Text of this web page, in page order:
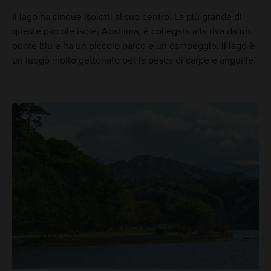
Il lago ha cinque isolotti al suo centro. La più grande di
queste piccole isole, Aoshima, è collegata alla riva da un
ponte blu e ha un piccolo parco e un campeggio. Il lago è
un luogo molto gettonato per la pesca di carpe e anguille.